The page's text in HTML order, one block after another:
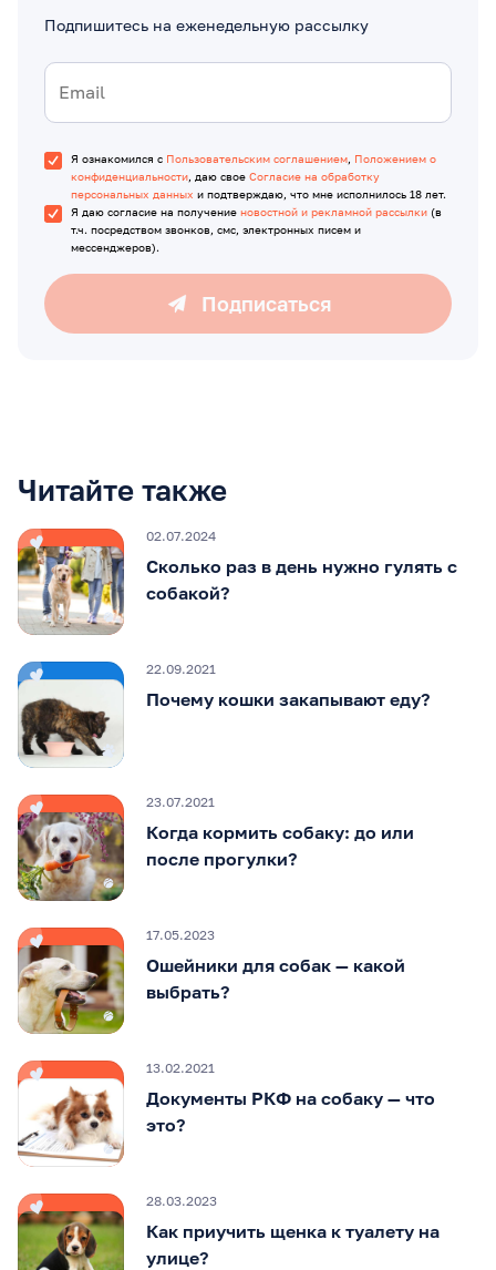
Подпишитесь на еженедельную рассылку
Я ознакомился с Пользовательским соглашением, Положением о
конфиденциальности, даю свое Согласие на обработку
персональных данных и подтверждаю, что мне исполнилось 18 лет.
Я даю согласие на получение новостной и рекламной рассылки (в
т.ч. посредством звонков, смс, электронных писем и
мессенджеров).
Подписаться
Читайте также
02.07.2024
Сколько раз в день нужно гулять с
собакой?
22.09.2021
Почему кошки закапывают еду?
23.07.2021
Когда кормить собаку: до или
после прогулки?
17.05.2023
Ошейники для собак — какой
выбрать?
13.02.2021
Документы РКФ на собаку — что
это?
28.03.2023
Как приучить щенка к туалету на
улице?